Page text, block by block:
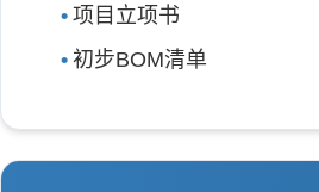
项目立项书
初步BOM清单